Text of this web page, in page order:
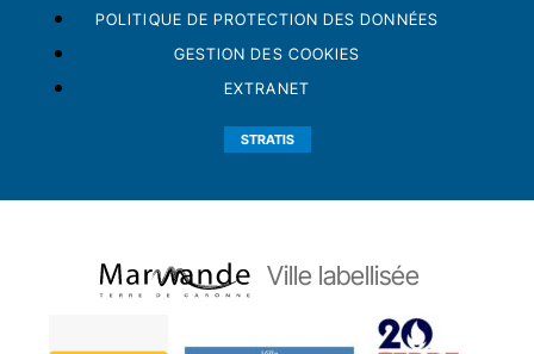
POLITIQUE DE PROTECTION DES DONNÉES
GESTION DES COOKIES
EXTRANET
STRATIS
Ville labellisée